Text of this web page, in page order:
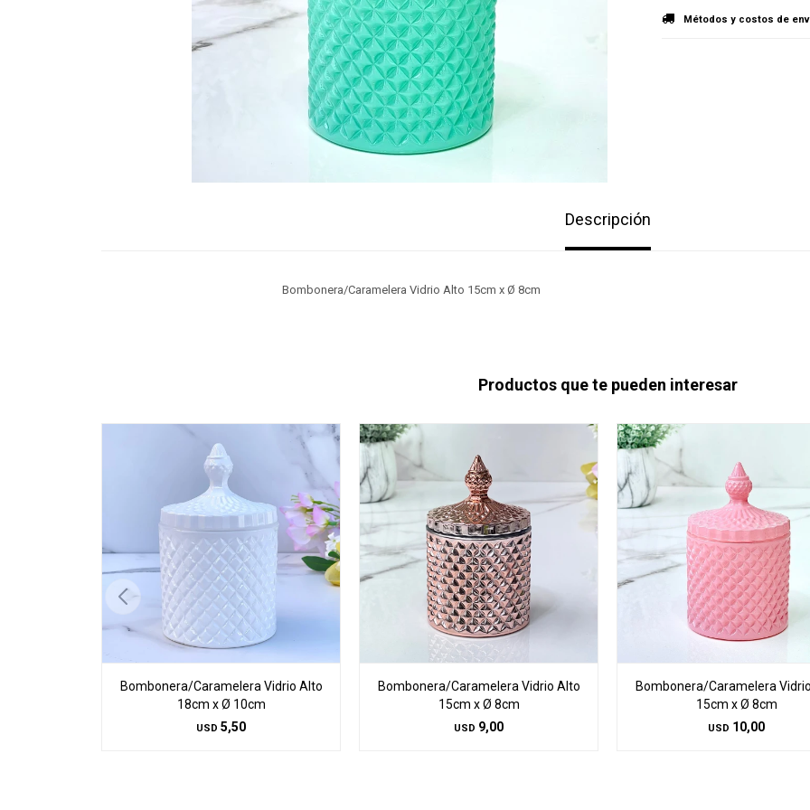
Métodos y costos de
Descripción
Bombonera/Caramelera Vidrio Alto 15cm x Ø 8cm
Productos que te pueden interesar
Bombonera/Caramelera Vidrio Alto
18cm x Ø 10cm
USD 5,50
Bombonera/Caramelera Vidrio Alto
15cm x Ø 8cm
USD 9,00
Bombonera/Caramelera
15cm x Ø 8cm
USD 10,00